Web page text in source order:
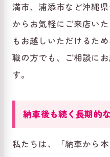
満市、浦添市など沖縄
からお気軽にご来店い
もお越しいただけるた
職の方でも、ご相談に
す。
納車後も続く長期的
私たちは、「納車から